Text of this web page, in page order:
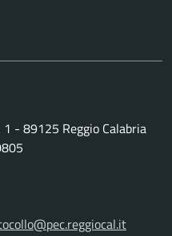
1 - 89125 Reggio Calabria